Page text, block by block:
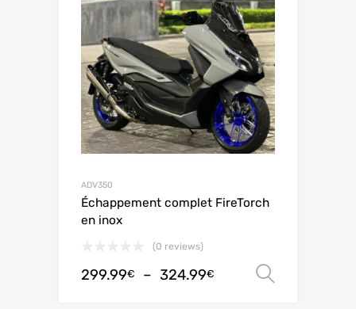
ADV350
Échappement complet FireTorch
en inox
(0 reviews)
299.99€ – 324.99€